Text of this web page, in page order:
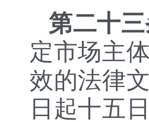
第二十
定市场主
效的法律
日起十五